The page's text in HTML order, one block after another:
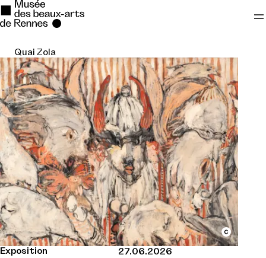
Se rendre au
Contenu principal
Pied de page
Quai Zola
Exposition
27.06.2026